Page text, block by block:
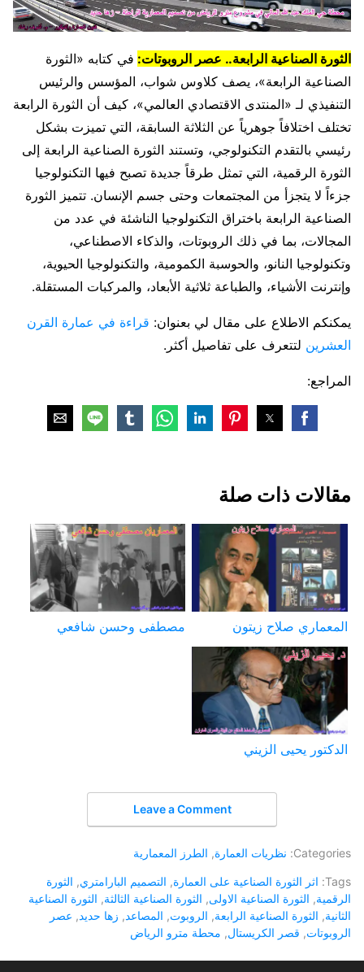
الثورة الصناعية الرابعة.. عصر الروبوتات: في كتابه «الثورة
الصناعية الرابعة»، يصف كلاوس شواب، المؤسس والرئيس
التنفيذي لـ «المنتدى الاقتصادي العالمي»، كيف أن الثورة الرابعة
تختلف اختلافاً جوهرياً عن الثلاثة السابقة، التي تميزت بشكل
رئيسي بالتقدم التكنولوجي، وتستند الثورة الصناعية الرابعة إلى
الثورة الرقمية، التي تمثل طرقاً جديدة تصبح فيها التكنولوجيا
جزءاً لا يتجزأ من المجتمعات وحتى جسم الإنسان. تتميز الثورة
الصناعية الرابعة باختراق التكنولوجيا الناشئة في عدد من
المجالات، بما في ذلك الروبوتات، والذكاء الاصطناعي،
وتكنولوجيا النانو، والحوسبة الكمومية، والتكنولوجيا الحيوية،
وإنترنت الأشياء، والطباعة ثلاثية الأبعاد، والمركبات المستقلة.
يمكنكم الاطلاع على مقال لي بعنوان: قراءة في عمارة القرن
العشرين لتتعرف على تفاصيل أكثر.
المراجع:
مقالات ذات صلة
المعماري صلاح زيتون مصطفى وحسن شافعي
الدكتور يحيى الزيني
Leave a Comment
Categories: نظريات العمارة, الطرز المعمارية
Tags: اثر الثورة الصناعية على العمارة, التصميم البارامتري, الثورة
الرقمية, الثورة الصناعية الاولى, الثورة الصناعية الثالثة, الثورة الصناعية
الثانية, الثورة الصناعية الرابعة, الروبوت, المصاعد, زها حديد, عصر
الروبوتات, قصر الكريستال, محطة مترو الرياض